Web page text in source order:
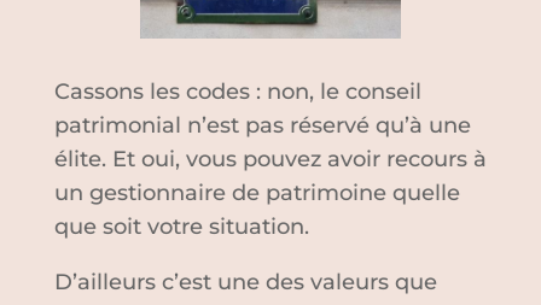
Cassons les codes : non, le conseil
patrimonial n’est pas réservé qu’à une
élite. Et oui, vous pouvez avoir recours à
un gestionnaire de patrimoine quelle
que soit votre situation.
D’ailleurs c’est une des valeurs que